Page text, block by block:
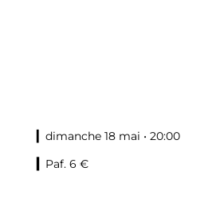
▎dimanche 18 mai • 20:00
Paf. 6 €